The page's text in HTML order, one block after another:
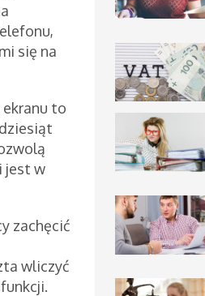
się na
to
jest w
zachęcić
wliczyć